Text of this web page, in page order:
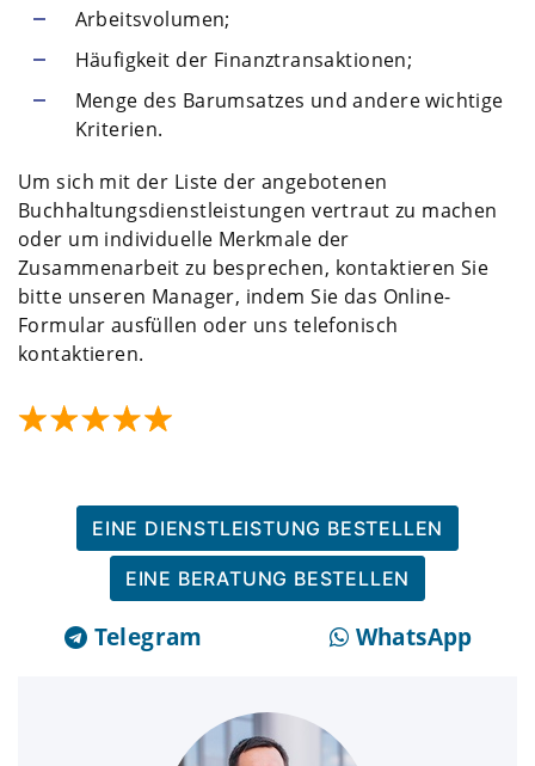
Arbeitsvolumen;
Häufigkeit der Finanztransaktionen;
Menge des Barumsatzes und andere wichtige
Kriterien.
Um sich mit der Liste der angebotenen
Buchhaltungsdienstleistungen vertraut zu machen
oder um individuelle Merkmale der
Zusammenarbeit zu besprechen, kontaktieren Sie
bitte unseren Manager, indem Sie das Online-
Formular ausfüllen oder uns telefonisch
kontaktieren.
EINE DIENSTLEISTUNG BESTELLEN
EINE BERATUNG BESTELLEN
Telegram WhatsApp